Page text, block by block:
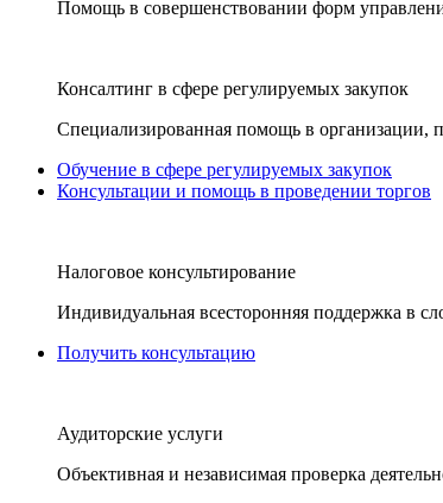
Помощь в совершенствовании форм
Консалтинг в сфере регулируемых закупок
Специализированная помощь в организации,
Обучение в сфере регулируемых закупок
Консультации и помощь в проведении торгов
Налоговое консультирование
Индивидуальная всесторонняя поддержка в
Получить консультацию
Аудиторские услуги
Объективная и независимая проверка